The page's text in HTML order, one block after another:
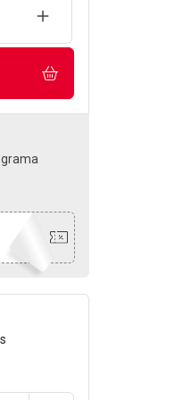
UNIDADEAUMENTAR UMA